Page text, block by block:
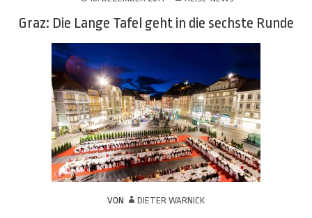
Graz: Die Lange Tafel geht in die sechste Runde
VON DIETER WARNICK